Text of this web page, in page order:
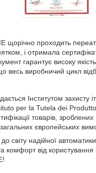
щорічно проходить
і отримала
гарантує високу
весь виробничий цикл
Інститутом захисту
per la Tutela dei
товарів, зроблених
європейських
світу надійної
комфорт від користування